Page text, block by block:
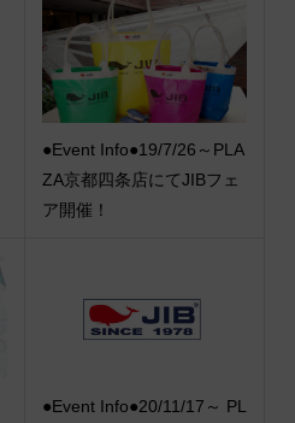
●Event Info●19/7/26～PLA
ZA京都四条店にてJIBフェ
ア開催！
●Event Info●20/11/17～ PL